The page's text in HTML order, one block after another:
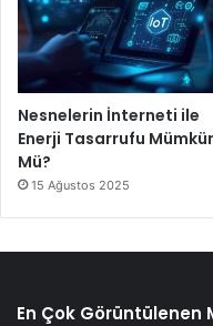
Nesnelerin İnterneti ile
Enerji Tasarrufu
Mü?
15 Ağustos 2025
En Çok Görüntülenen